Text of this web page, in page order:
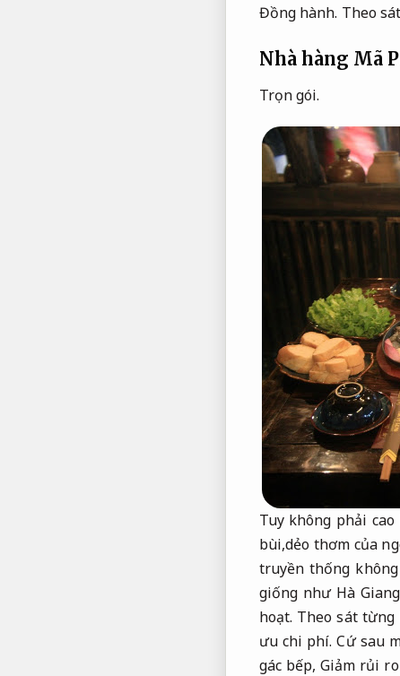
Đồng hành. Theo
Nhà hàng Mã
Trọn gói.
Tuy không phải
bùi,dẻo thơm của
truyền thống
giống như Hà
hoạt. Theo sát từng
ưu chi phí. Cứ sau
gác bếp, Giảm rủi